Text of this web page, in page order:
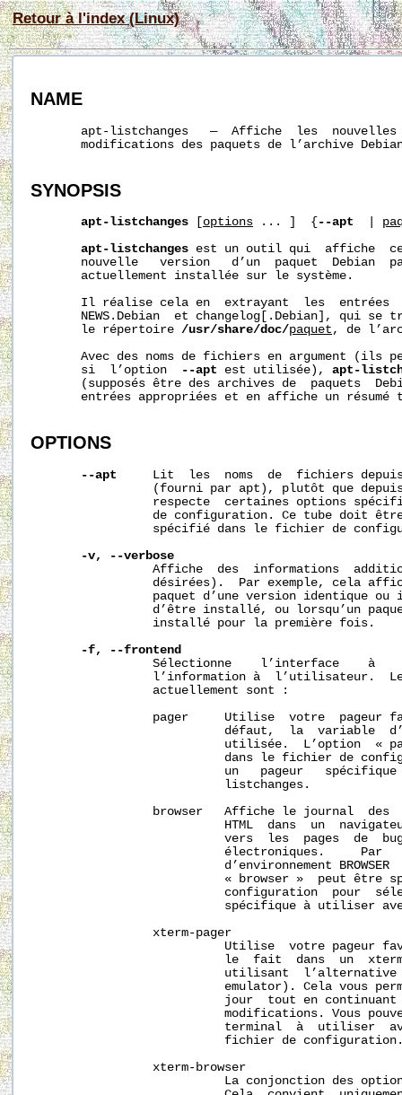
Retour à l'index (Linux)
NAME
apt-listchanges   —  Affiche  les
modifications des paquets de l’archive
SYNOPSIS
apt-listchanges options ... ]  { --apt
apt-listchanges est un outil qui  affiche
nouvelle   version   d’un  paquet  Debian
       actuellement installée sur le système.
Il réalise cela en  extrayant  les  entrées
NEWS.Debian  et changelog[.Debian], qui se
       le répertoire
/usr/share/doc/paquet , de
Avec des noms de fichiers en argument (ils
       si  l’option
--apt est utilisée), apt-
(supposés être des archives de  paquets
entrées appropriées et en affiche un résumé
OPTIONS
--apt
Lit  les  noms  de  fichiers
(fourni par apt), plutôt que
respecte  certaines options
de configuration. Ce tube doit
spécifié dans le fichier de
-v,
--verbose
Affiche  des  informations
désirées).  Par exemple, cela
paquet d’une version identique ou
d’être installé, ou lorsqu’un
                 installé pour la première fois.
-f,
--frontend
Sélectionne    l’interface    à
l’information à  l’utilisateur.
                 actuellement sont :
pager     Utilise  votre  pageur
défaut,  la  variable
utilisée.  L’option  «
dans le fichier de
un   pageur
                           listchanges.
browser   Affiche le journal  des
HTML  dans  un
vers  les  pages  de
électroniques.     Par
d’environnement BROWSER
« browser »  peut être
configuration  pour
spécifique à utiliser
                 xterm-pager
Utilise  votre pageur
le  fait  dans  un
utilisant
emulator). Cela vous
jour  tout en
modifications. Vous
terminal  à  utiliser
fichier de
                 xterm-browser
La conjonction des